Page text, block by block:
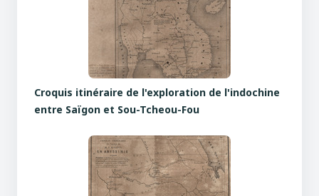
Croquis itinéraire de l'exploration de l'indochine
entre Saïgon et Sou-Tcheou-Fou